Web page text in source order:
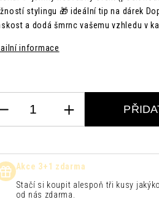
stylingu 🎁 ideální tip na dárek
a dodá šmrnc vašemu vzhledu v
informace
Akce 3+1 zdarma
Stačí si koupit alespoň tři kusy
od nás zdarma.